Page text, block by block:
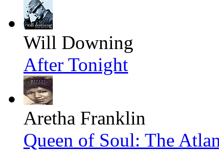
Will Downing
After Tonight
Aretha Franklin
Queen of Soul: The